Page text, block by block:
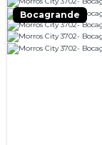
Bocagrande